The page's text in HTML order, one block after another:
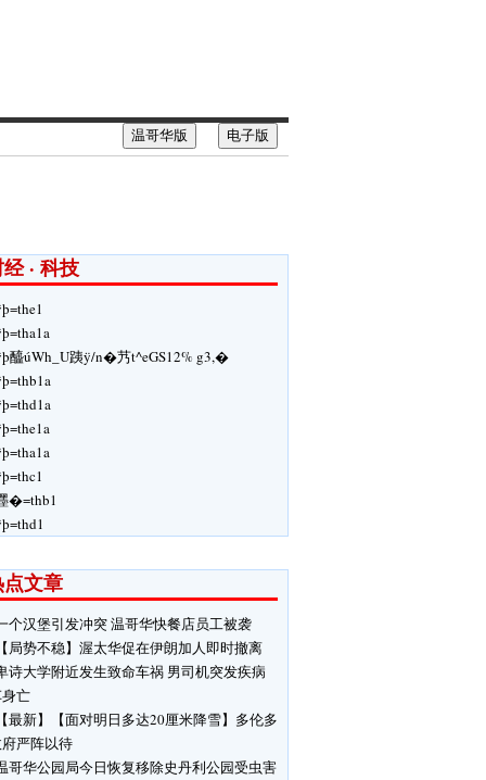
电子版
温哥华版
· 科技
醯úWh_U跠ÿ/n�艿t^eGS12% g3,�
�=thb1
文章
个汉堡引发冲突 温哥华快餐店员工被袭
局势不稳】渥太华促在伊朗加人即时撤离
诗大学附近发生致命车祸 男司机突发疾病
亡
最新】【面对明日多达20厘米降雪】多伦多
严阵以待
哥华公园局今日恢复移除史丹利公园受虫害